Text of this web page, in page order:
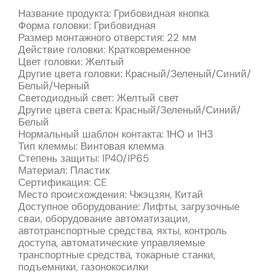
Название продукта: Грибовидная кнопка
Форма головки: Грибовидная
Размер монтажного отверстия: 22 мм
Действие головки: Кратковременное
Цвет головки: Желтый
Другие цвета головки: Красный/Зеленый/Синий/
Белый/Черный
Светодиодный свет: Желтый свет
Другие цвета света: Красный/Зеленый/Синий/
Белый
Нормальный шаблон контакта: 1НО и 1НЗ
Тип клеммы: Винтовая клемма
Степень защиты: IP40/IP65
Материал: Пластик
Сертификация: CE
Место происхождения: Чжэцзян, Китай
Доступное оборудование: Лифты, загрузочные
сваи, оборудование автоматизации,
автотранспортные средства, яхты, контроль
доступа, автоматические управляемые
транспортные средства, токарные станки,
подъемники, газонокосилки